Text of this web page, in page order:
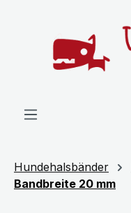
Hundehalsbänder
Bandbreite 20 mm